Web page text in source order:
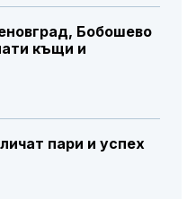
Бобошево
къщи и
пари и успех